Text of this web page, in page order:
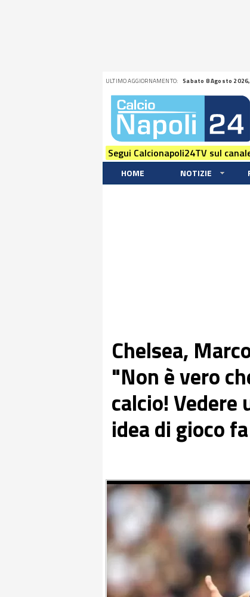
ULTIMO AGGIORNAMENTO: Sabato 8 Agosto
Segui Calcionapoli24TV sul
HOME NOTIZIE
Chelsea,
"Non è vero
calcio! Vedere
idea di gioco